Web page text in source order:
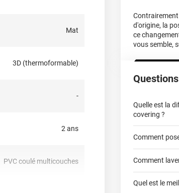
Une fois votre
pour vos inspirations.
de votre commande.
covering, il est la toile sur
Mat
3D (thermoformable)
-
2 ans
PVC coulé multicouches
d'origine, la
ce
vous semble,
Quelle est la
covering ?
covering
Comment
Comment
Quel est le